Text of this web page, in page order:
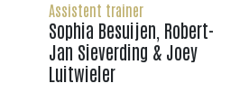
Assistent trainer
Sophia Besuijen, Robert-
Jan Sieverding & Joey
Luitwieler